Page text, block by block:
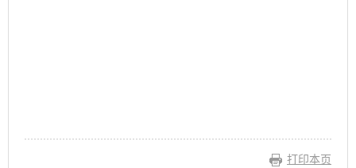
打印本页